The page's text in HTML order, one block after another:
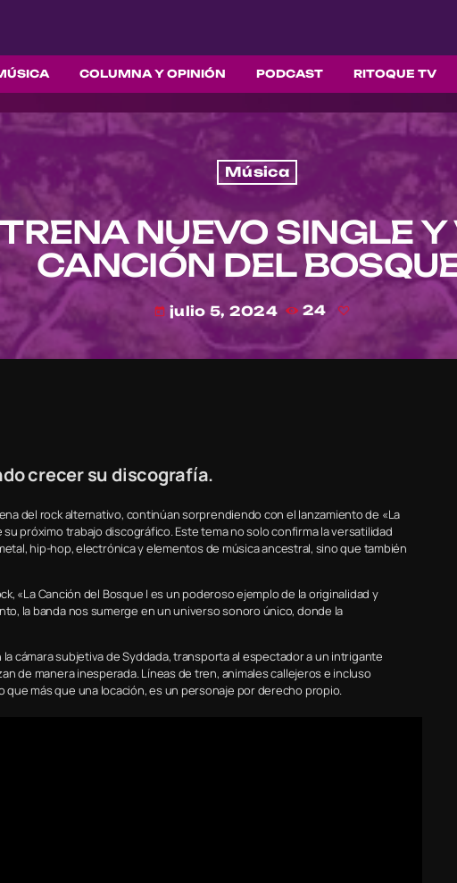
COLUMNA Y OPINIÓN PODCAST RITOQUE TV
Música
NUEVO SINGLE
CANCIÓN DEL
today julio 5, 2024 24
crecer su discografía.
del rock alternativo, continúan sorprendiendo con el lanzamiento de «La
próximo trabajo discográfico. Este tema no solo confirma la versatilidad
hip-hop, electrónica y elementos de música ancestral, sino que también
«La Canción del Bosque I es un poderoso ejemplo de la originalidad y
la banda nos sumerge en un universo sonoro único, donde la
cámara subjetiva de Syddada, transporta al espectador a un intrigante
de manera inesperada. Líneas de tren, animales callejeros e incluso
más que una locación, es un personaje por derecho propio.